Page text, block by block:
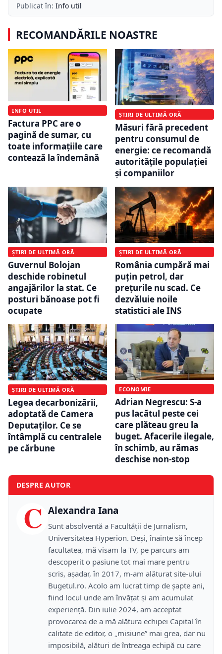
Publicat în: Info util
RECOMANDĂRILE NOASTRE
INFO UTIL
Factura PPC are o
pagină de sumar, cu
toate informațiile care
contează la îndemână
ȘTIRI DE ULTIMĂ ORĂ
Măsuri fără precedent
pentru consumul de
energie: ce recomandă
autoritățile populației
și companiilor
ȘTIRI DE ULTIMĂ ORĂ
Guvernul Bolojan
deschide robinetul
angajărilor la stat. Ce
posturi bănoase pot fi
ocupate
ȘTIRI DE ULTIMĂ ORĂ
România cumpără mai
puțin petrol, dar
prețurile nu scad. Ce
dezvăluie noile
statistici ale INS
ȘTIRI DE ULTIMĂ ORĂ
Legea decarbonizării,
adoptată de Camera
Deputaților. Ce se
întâmplă cu centralele
pe cărbune
ECONOMIE
Adrian Negrescu: S-a
pus lacătul peste cei
care plăteau greu la
buget. Afacerile ilegale,
în schimb, au rămas
deschise non-stop
DESPRE AUTOR
C Alexandra Iana
Sunt absolventă a Facultății de Jurnalism,
Universitatea Hyperion. Deși, înainte să încep
facultatea, mă visam la TV, pe parcurs am
descoperit o pasiune tot mai mare pentru
scris, așadar, în 2017, m-am alăturat site-ului
Bugetul.ro. Acolo am lucrat timp de șapte ani,
fiind locul unde am învățat și am acumulat
experiență. Din iulie 2024, am acceptat
provocarea de a mă alătura echipei Capital în
calitate de editor, o „misiune” mai grea, dar nu
imposibilă, alături de întreaga echipă cu care